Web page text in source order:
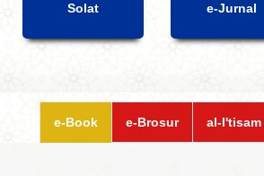
Solat
e-Jurnal
e-Book e-Brosur al-I'tisam